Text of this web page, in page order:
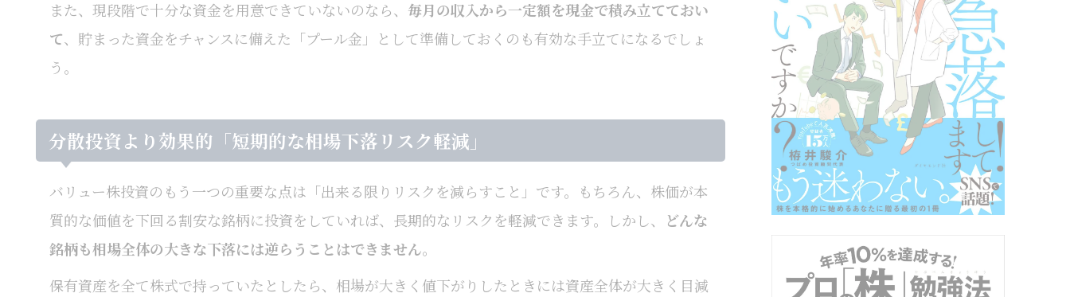
また、現段階で十分な資金を用意できていないのなら、 毎月の収入から一定額を現金で積み立てておい
て、貯まった資金をチャンスに備えた「プール金」として準備しておくのも有効な手立てになるでしょ
う。
分散投資より効果的「短期的な相場下落リスク軽減」
バリュー株投資のもう一つの重要な点は「出来る限りリスクを減らすこと」です。もちろん、株価が本
質的な価値を下回る割安な銘柄に投資をしていれば、長期的なリスクを軽減できます。しかし、
どんな
銘柄も相場全体の大きな下落には逆らうことはできません。
保有資産を全て株式で持っていたとしたら、相場が大きく値下がりしたときには資産全体が大きく目減